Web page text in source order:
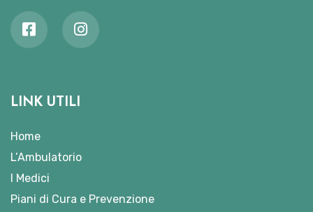
LINK UTILI
Home
L’Ambulatorio
I Medici
Piani di Cura e Prevenzione